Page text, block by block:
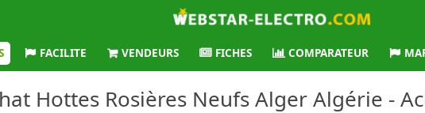
FACILITE VENDEURS FICHES COMPARATEUR
Hottes Rosières Neufs Alger Algérie -